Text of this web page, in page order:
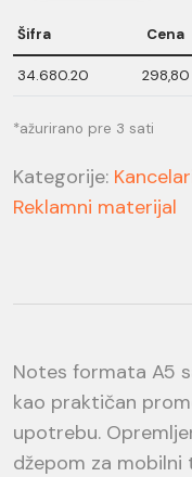
Šifra Cena
34.680.20 298,80
*ažurirano pre 3 sati
Kategorije:
Reklamni materijal
Notes formata A5
kao praktičan
upotrebu.
džepom za